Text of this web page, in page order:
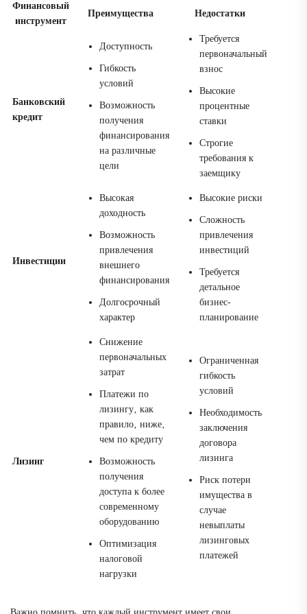
Финансовый
инструмент
Преимущества Недостатки
Банковский
кредит
Доступность
Гибкость
условий
Возможность
получения
финансирования
на различные
цели
Требуется
первоначальный
взнос
Высокие
процентные
ставки
Строгие
требования к
заемщику
Инвестиции
Высокая
доходность
Возможность
привлечения
внешнего
финансирования
Долгосрочный
характер
Высокие риски
Сложность
привлечения
инвестиций
Требуется
детальное
бизнес-
планирование
Лизинг
Снижение
первоначальных
затрат
Платежи по
лизингу‚ как
правило‚ ниже‚
чем по кредиту
Возможность
получения
доступа к более
современному
оборудованию
Оптимизация
налоговой
нагрузки
Ограниченная
гибкость
условий
Необходимость
заключения
договора
лизинга
Риск потери
имущества в
случае
невыплаты
лизинговых
платежей